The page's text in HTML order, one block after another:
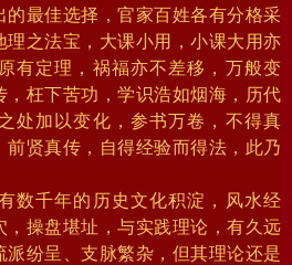
的最佳选择，官家百姓各有分格采
理之法宝，大课小用，小课大用亦
有定理，祸福亦不差移，万般变
，枉下苦功，学识浩如烟海，历代
处加以变化，参书万卷，不得真
贤真传，自得经验而得法，此乃
数千年的历史文化积淀，风水经
，操盘堪址，与实践理论，有久远
派纷呈、支脉繁杂，但其理论还是